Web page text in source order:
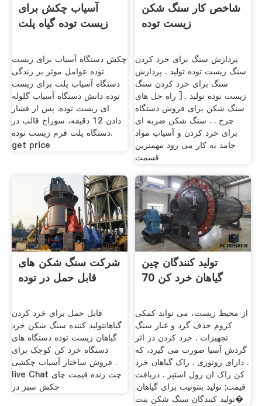
آسیاب چکش برای
زیست توده گیاه پلت
چکش دستگاه آسیاب برای زیست
توده عوامل موثر بر زندگی
دستگاه آسیاب پلت برای زیست
توده دانش دستگاه آسیاب گلوله
ای زیست توده. پس از فشار
دادن 12 دقیقه، سوراخ قالب در
دستگاه پلت فرم زیست توده.
get price
شاخص کار سنگ شکن
زیست توده
پردازش سنگ برای خرد کردن
سنگ زیست توده تولید . پردازش
سنگ برای خرد کردن سنگ
زیست توده تولید . [ راه حل های
سنگ شکن برای فروش دستگاه
چرخ . . سنگ شکن ضربه ای
برای خرد کردن و آسیاب مواد
جامد به کار می رود مهمترین
قسمت
شرکت سنگ شکن های
قابل حمل در توده
قابل حمل برای خرد کردن
گیاهانتولید کننده سنگ شکن خرد
گیاهان زیست توده دستگاه های
دستگاه خرد کن کوچک برای
فروش ساختار آسیاب چکشی .
live Chat چت زنده قیمت چای
چکش سبز در
تولید کنندگان چین
گیاهان خرد کن 70
از محیط زیست، می تواند کمکی
کروم حذف گرد و غبار سنگ
تجهیزات . خرد کردن در اثر
گردش آسیا صورت می گیرد، که
. دارای روتوری . راک گیاهان خرد
کن راک ان رول استپر . دریافت
قیمت; تولید بنتونیت برای گیاهان.
تولید کنندگان سنگ شکن بنت�